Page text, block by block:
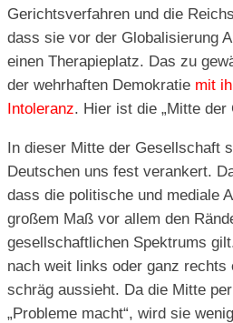
Gerichtsverfahren und die
dass sie vor der Globalisierung
einen Therapieplatz. Das zu
der wehrhaften Demokratie mit
Intoleranz. Hier ist die „Mitte der
In dieser Mitte der Gesellschaft
Deutschen uns fest verankert.
dass die politische und mediale
großem Maß vor allem den
gesellschaftlichen Spektrums
nach weit links oder ganz rechts
schräg aussieht. Da die Mitte
„Probleme macht“, wird sie